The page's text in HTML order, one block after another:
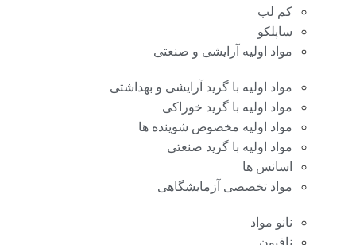
کم لب
ساپلکو
مواد اولیه آرایشی و صنعتی
مواد اولیه با گرید آرایشی و بهداشتی
مواد اولیه با گرید خوراکی
مواد اولیه مخصوص شوینده ها
مواد اولیه با گرید صنعتی
اسانس ها
مواد تخصصی آزمایشگاهی
نانو مواد